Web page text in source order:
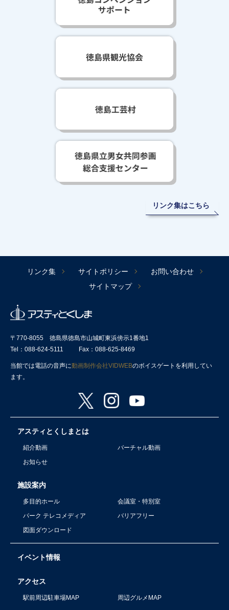
リンク集はこちら
リンク集 サイトポリシー
お問い合わせ
サイトマップ
〒770-8055 徳島県徳島市山城町東浜傍示1番地1
Tel：088-624-5111
Fax：088-625-8469
当館では電話の音声に動画制作会社VIDWEBのボイスゲートを利用してい
ます。
アスティとくしまとは
紹介動画
バーチャル動画
お知らせ
施設案内
多目的ホール
会議室・特別室
パーク テレコメディア
バリアフリー
図面ダウンロード
イベント情報
アクセス
駅前周辺駐車場MAP 周辺グルメMAP